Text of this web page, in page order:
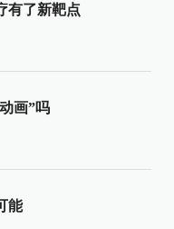
有了新靶点
画”吗
能